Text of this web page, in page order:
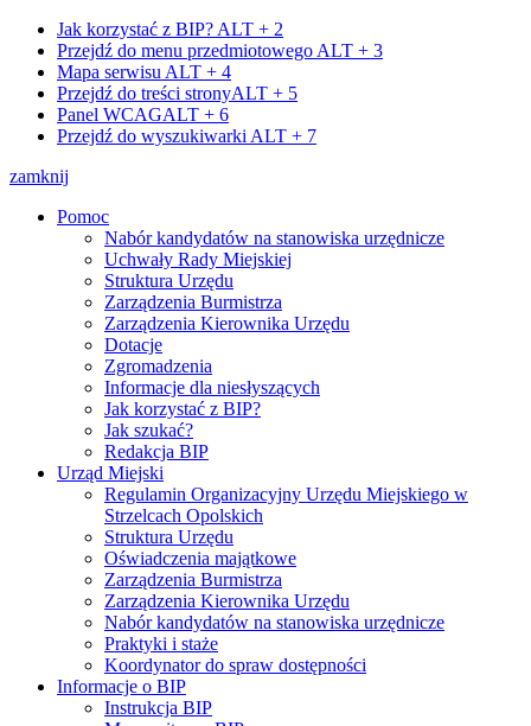
Jak korzystać z BIP? ALT + 2
Przejdź do menu przedmiotowego ALT + 3
Mapa serwisu ALT + 4
Przejdź do treści stronyALT + 5
Panel WCAGALT + 6
Przejdź do wyszukiwarki ALT + 7
zamknij
Pomoc
Nabór kandydatów na stanowiska urzędnicze
Uchwały Rady Miejskiej
Struktura Urzędu
Zarządzenia Burmistrza
Zarządzenia Kierownika Urzędu
Dotacje
Zgromadzenia
Informacje dla niesłyszących
Jak korzystać z BIP?
Jak szukać?
Redakcja BIP
Urząd Miejski
Regulamin Organizacyjny Urzędu Miejskiego w
Strzelcach Opolskich
Struktura Urzędu
Oświadczenia majątkowe
Zarządzenia Burmistrza
Zarządzenia Kierownika Urzędu
Nabór kandydatów na stanowiska urzędnicze
Praktyki i staże
Koordynator do spraw dostępności
Informacje o BIP
Instrukcja BIP